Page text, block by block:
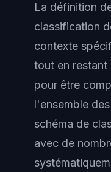
La définition
classification
contexte
tout en restant
pour être
l'ensemble
schéma de
avec de